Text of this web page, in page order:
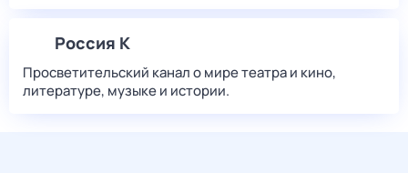
Россия К
Просветительский канал о мире театра и кино,
литературе, музыке и истории.